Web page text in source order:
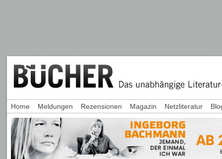
Home Meldungen Rezensionen Magazin Netzliteratur